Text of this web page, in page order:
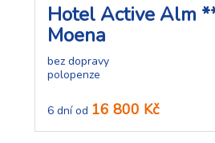
Hotel Active Alm
Moena
bez dopravy
polopenze
6 dní od 16 800 Kč